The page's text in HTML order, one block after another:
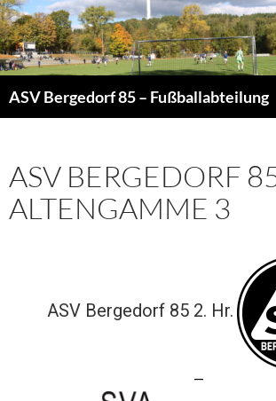
Zum
Inhalt
springen
ASV Bergedorf 85 – Fußballabteilung
ASV BERGEDORF
ALTENGAMME 3
ASV Bergedorf 85 2. Hr.
—